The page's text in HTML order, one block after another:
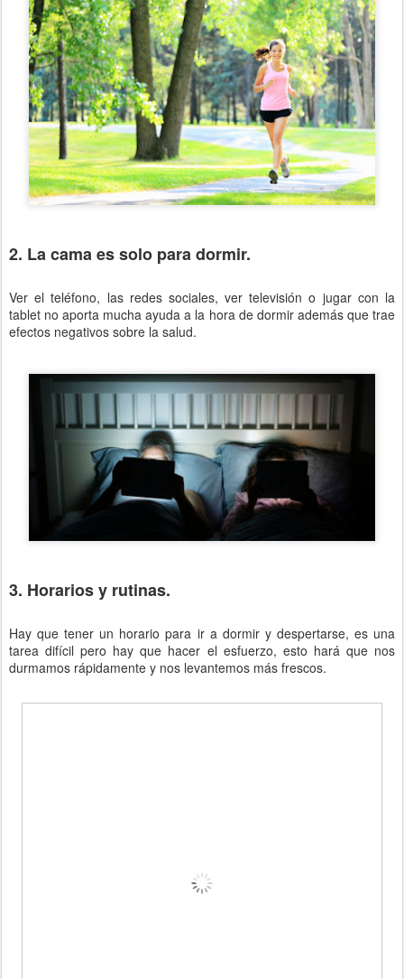
2. La cama es solo para dormir.
Ver el teléfono, las redes sociales, ver televisión o jugar con la
tablet no aporta mucha ayuda a la hora de dormir además que trae
efectos negativos sobre la salud.
3. Horarios y rutinas.
Hay que tener un horario para ir a dormir y despertarse, es una
tarea difícil pero hay que hacer el esfuerzo, esto hará que nos
durmamos rápidamente y nos levantemos más frescos.